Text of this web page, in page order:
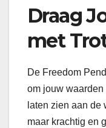
Draag
met
De Freedom
om jouw
laten zien aan de
maar krachtig en